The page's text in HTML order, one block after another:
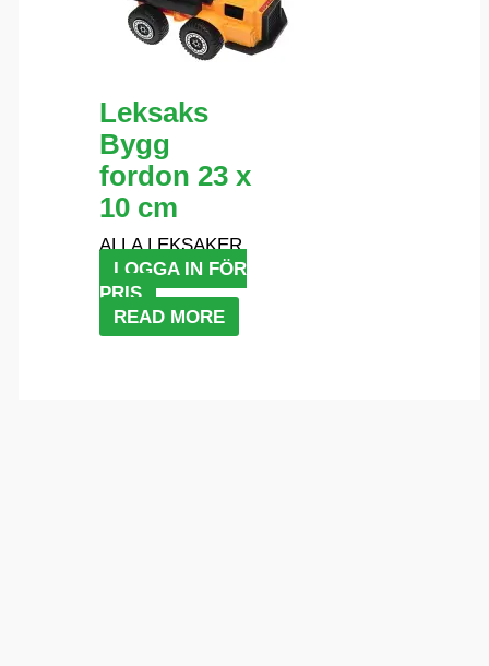
Leksaks
Bygg
fordon 23 x
10 cm
ALLA LEKSAKER
LOGGA IN FÖR
PRIS
READ MORE